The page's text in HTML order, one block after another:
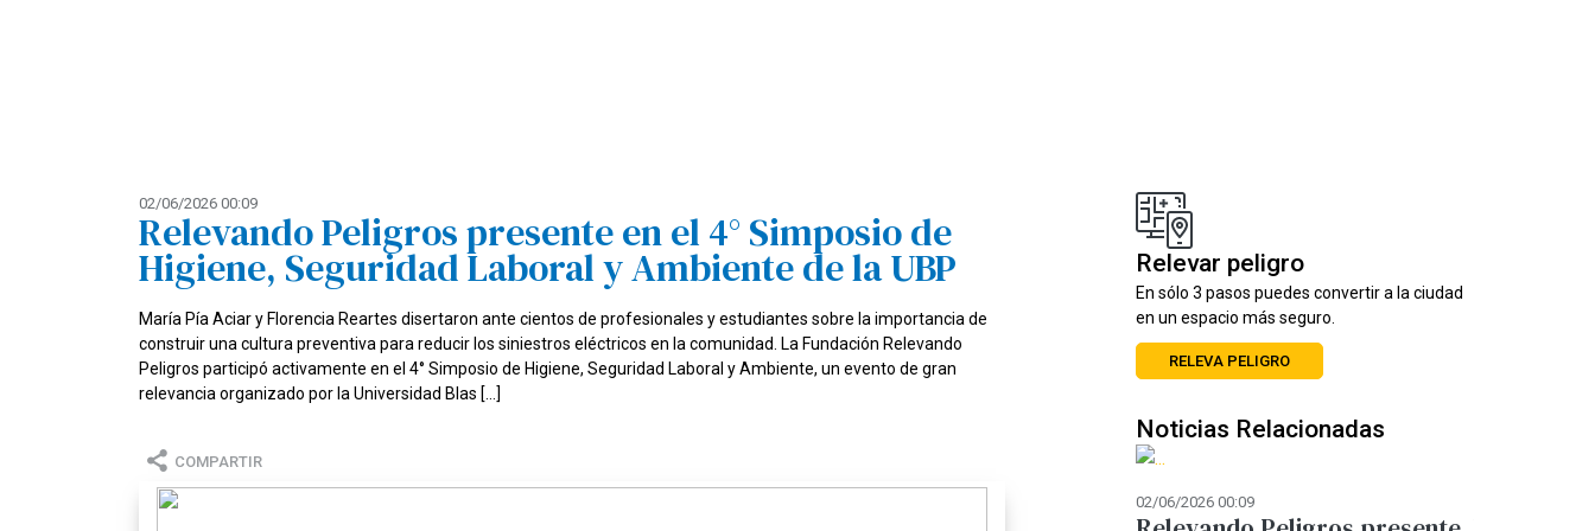
02/06/2026 00:09
Relevando Peligros presente en el 4° Simposio de
Higiene, Seguridad Laboral y Ambiente de la UBP
María Pía Aciar y Florencia Reartes disertaron ante cientos de profesionales y estudiantes sobre la importancia de
construir una cultura preventiva para reducir los siniestros eléctricos en la comunidad. La Fundación Relevando
Peligros participó activamente en el 4° Simposio de Higiene, Seguridad Laboral y Ambiente, un evento de gran
relevancia organizado por la Universidad Blas […]
COMPARTIR
Relevar peligro
En sólo 3 pasos puedes convertir a la ciudad
en un espacio más seguro.
RELEVA PELIGRO
Noticias Relacionadas
02/06/2026 00:09